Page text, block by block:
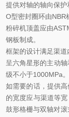
提供对轴的轴向保护
O型密封圈环由NBR
粉碎机顶盖应由
钢板制成。
框架的设计满足渠道
呈六角星形的主动
级不小于1000MPa
如需要的话，提供
的宽度应与渠道等
鼓形格栅与双轴对